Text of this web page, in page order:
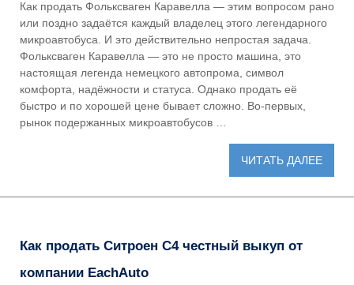
Как продать Фольксваген Каравелла — этим вопросом рано
или поздно задаётся каждый владелец этого легендарного
микроавтобуса. И это действительно непростая задача.
Фольксваген Каравелла — это не просто машина, это
настоящая легенда немецкого автопрома, символ
комфорта, надёжности и статуса. Однако продать её
быстро и по хорошей цене бывает сложно. Во-первых,
рынок подержанных микроавтобусов …
ЧИТАТЬ ДАЛЕЕ
Как продать Ситроен C4 честный выкуп от
компании EachAuto